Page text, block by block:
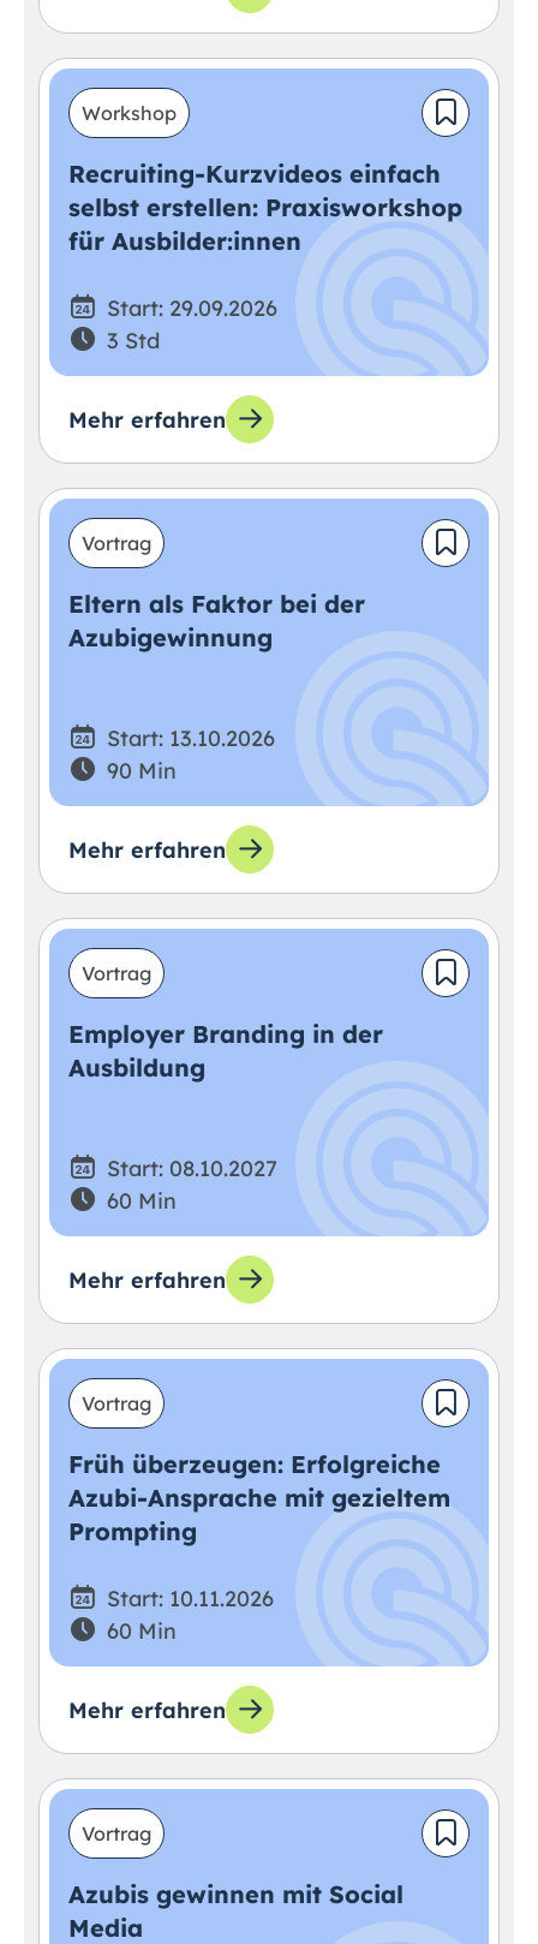
Workshop
Recruiting-Kurzvideos einfach
selbst erstellen: Praxisworkshop
für Ausbilder:innen
Start: 29.09.2026
3 Std
Mehr erfahren
Vortrag
Eltern als Faktor bei der
Azubigewinnung
Start: 13.10.2026
90 Min
Mehr erfahren
Vortrag
Employer Branding in der
Ausbildung
Start: 08.10.2027
60 Min
Mehr erfahren
Vortrag
Früh überzeugen: Erfolgreiche
Azubi-Ansprache mit gezieltem
Prompting
Start: 10.11.2026
60 Min
Mehr erfahren
Vortrag
Azubis gewinnen mit Social
Media